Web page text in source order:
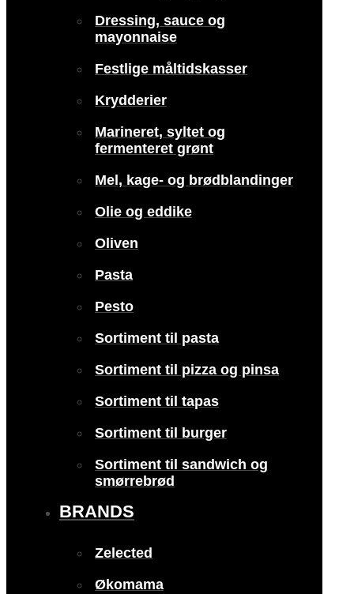
Dressing, sauce og
mayonnaise
Festlige måltidskasser
Krydderier
Marineret, syltet og
fermenteret grønt
Mel, kage- og brødblandinger
Olie og eddike
Oliven
Pasta
Pesto
Sortiment til pasta
Sortiment til pizza og pinsa
Sortiment til tapas
Sortiment til burger
Sortiment til sandwich og
smørrebrød
BRANDS
Zelected
Økomama